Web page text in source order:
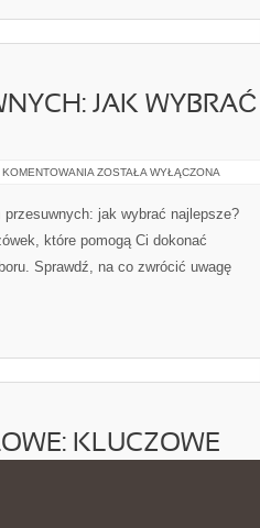
JAK WYBRAĆ
TAJEMNICE
JAK
WYBRAĆ
ZOSTAŁA WYŁĄCZONA
przesuwnych: jak wybrać najlepsze?
które pomogą Ci dokonać
Sprawdź, na co zwrócić uwagę
KLUCZOWE